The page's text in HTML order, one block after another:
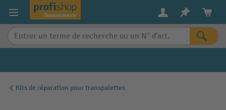
content
Kits de réparation pour transpalettes